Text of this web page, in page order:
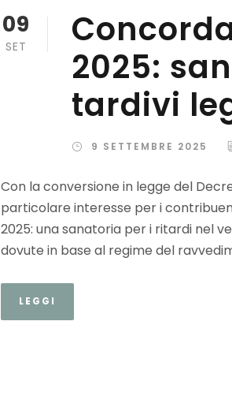
09
SET
2025:
tardivi
9 SETTEMBRE 2025
Con la conversione in legge del
particolare interesse per i
2025: una sanatoria per i ritardi nel
dovute in base al regime del
LEGGI